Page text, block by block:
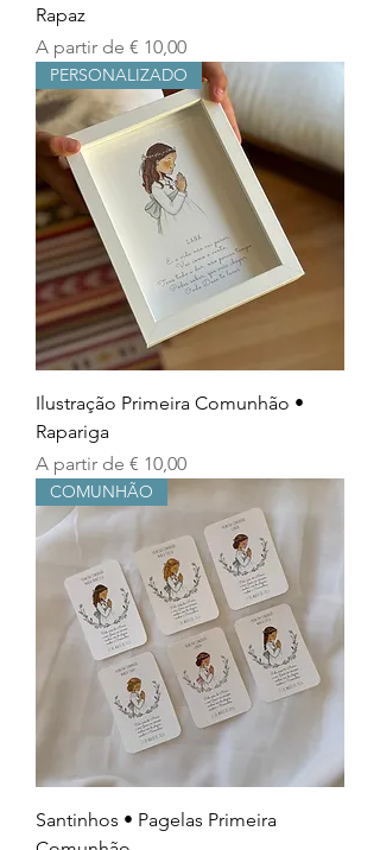
Rapaz
A partir de € 10,00
Preço promocional
PERSONALIZADO
Ilustração Primeira Comunhão •
Rapariga
A partir de € 10,00
Preço promocional
COMUNHÃO
Santinhos • Pagelas Primeira